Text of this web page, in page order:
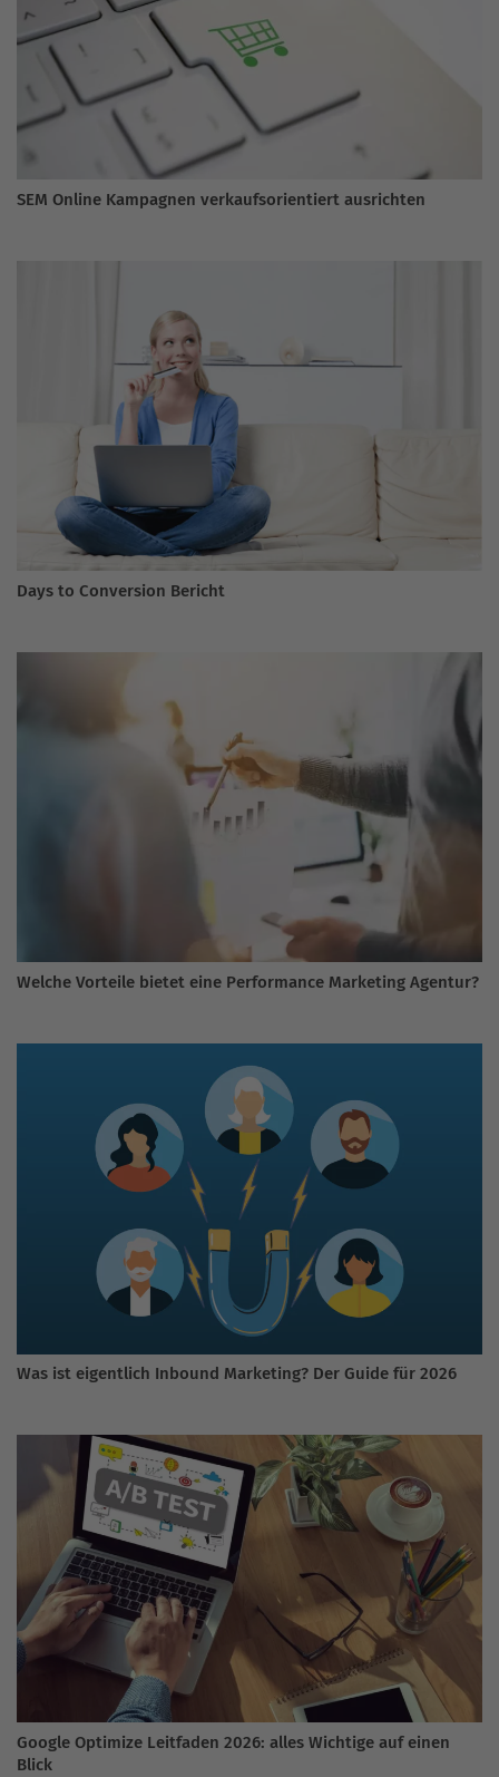
SEM Online Kampagnen verkaufsorientiert ausrichten
Days to Conversion Bericht
Welche Vorteile bietet eine Performance Marketing Agentur?
Was ist eigentlich Inbound Marketing? Der Guide für 2026
Google Optimize Leitfaden 2026: alles Wichtige auf einen
Blick